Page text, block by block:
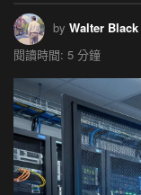
by Walter Black
閱讀時間: 5 分鐘